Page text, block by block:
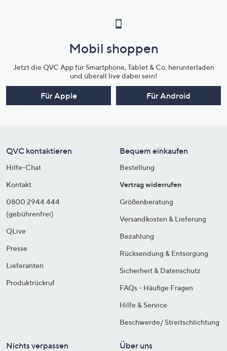
Mobil shoppen
Jetzt die QVC App für Smartphone, Tablet & Co. herunterladen
und überall live dabei sein!
Für Apple Für Android
QVC kontaktieren
Hilfe-Chat
Kontakt
0800 2944 444
(gebührenfrei)
QLive
Presse
Lieferanten
Produktrückruf
Bequem einkaufen
Bestellung
Vertrag widerrufen
Größenberatung
Versandkosten & Lieferung
Bezahlung
Rücksendung & Entsorgung
Sicherheit & Datenschutz
FAQs - Häufige Fragen
Hilfe & Service
Beschwerde/ Streitschlichtung
Nichts verpassen Über uns